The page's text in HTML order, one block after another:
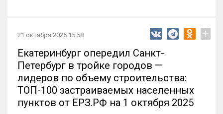
21 октября 2025 15:58 +
Екатеринбург опередил Санкт-
Петербург в тройке городов —
лидеров по объему строительства:
ТОП-100 застраиваемых населенных
пунктов от ЕРЗ.РФ на 1 октября 2025